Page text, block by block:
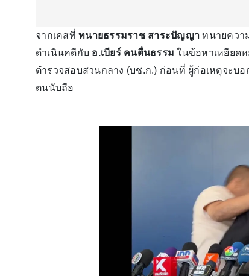
จากเคสที่ ทนายธรรมราช สาระปัญญา ทนายควา
ดำเนินคดีกับ อ.เบียร์ คนตื่นธรรม ในข้อหาเหยียด
ตำรวจสอบสวนกลาง (บช.ก.) ก่อนที่ ผู้ก่อเหตุจะบ
ตนนับถือ